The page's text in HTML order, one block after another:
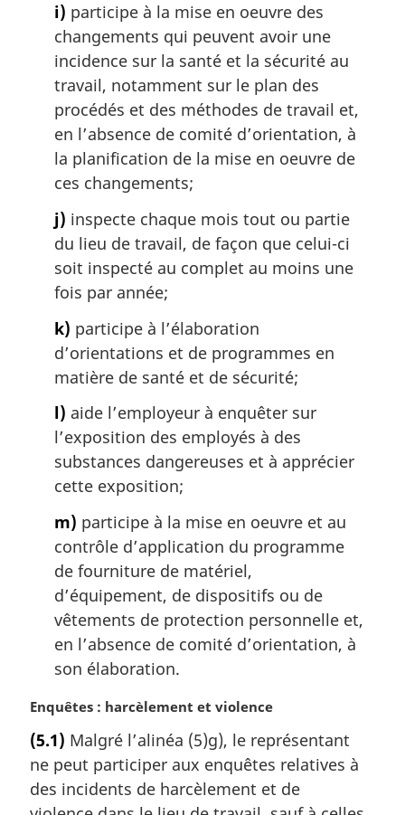
i) participe à la mise en oeuvre des
changements qui peuvent avoir une
incidence sur la santé et la sécurité au
travail, notamment sur le plan des
procédés et des méthodes de travail et,
en l’absence de comité d’orientation, à
la planification de la mise en oeuvre de
ces changements;
j) inspecte chaque mois tout ou partie
du lieu de travail, de façon que celui-ci
soit inspecté au complet au moins une
fois par année;
k) participe à l’élaboration
d’orientations et de programmes en
matière de santé et de sécurité;
l) aide l’employeur à enquêter sur
l’exposition des employés à des
substances dangereuses et à apprécier
cette exposition;
m) participe à la mise en oeuvre et au
contrôle d’application du programme
de fourniture de matériel,
d’équipement, de dispositifs ou de
vêtements de protection personnelle et,
en l’absence de comité d’orientation, à
son élaboration.
N
t
e
m
a
Enquêtes : harcèlement et violence
(5.1) Malgré l’alinéa (5)g), le représentant
ne peut participer aux enquêtes relatives à
des incidents de harcèlement et de